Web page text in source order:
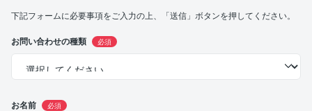
下記フォームに必要事項をご入力の上、「送信」ボタンを押してください。
お問い合わせの種類 必須
お名前 必須